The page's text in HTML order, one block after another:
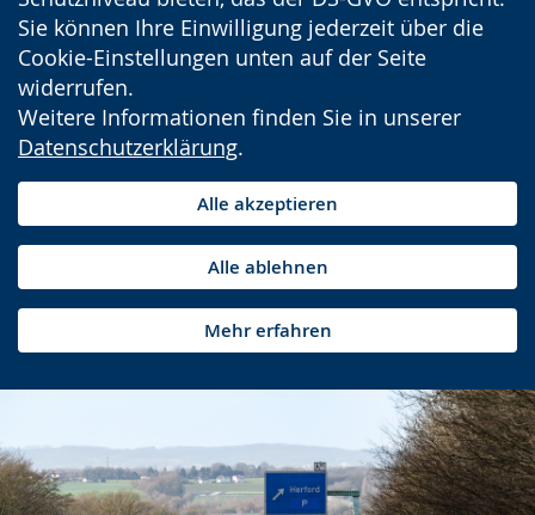
Sie können Ihre Einwilligung jederzeit über die
Cookie-Einstellungen unten auf der Seite
widerrufen.
Weitere Informationen finden Sie in unserer
Datenschutzerklärung.
Alle akzeptieren
Alle ablehnen
Mehr erfahren